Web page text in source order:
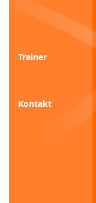
Trainer
Kontakt